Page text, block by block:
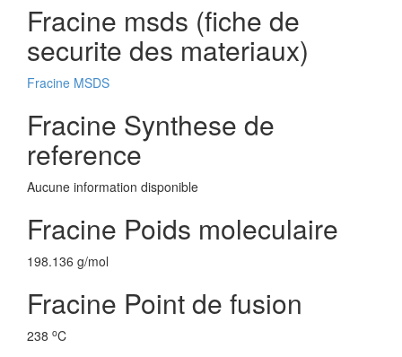
Fracine msds (fiche de
securite des materiaux)
Fracine MSDS
Fracine Synthese de
reference
Aucune information disponible
Fracine Poids moleculaire
198.136 g/mol
Fracine Point de fusion
238 oC